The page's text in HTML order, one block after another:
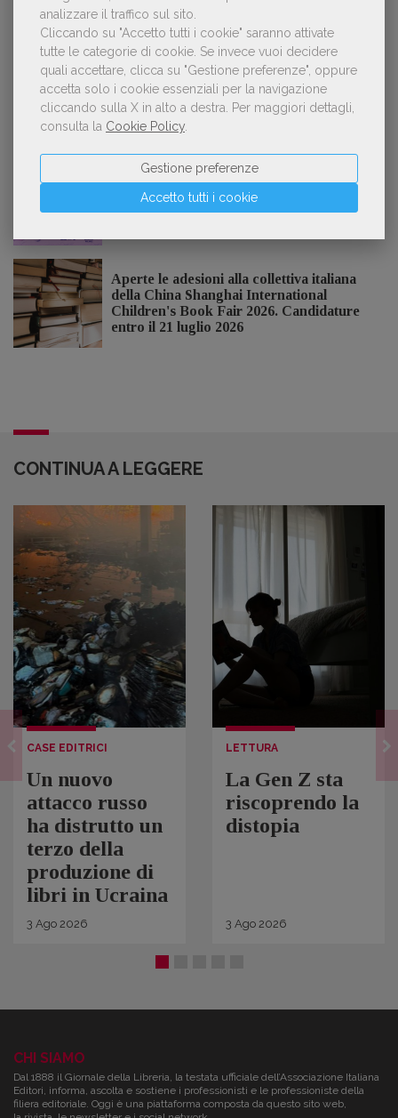
analizzare il traffico sul sito.
Cliccando su "Accetto tutti i cookie" saranno attivate
tutte le categorie di cookie. Se invece vuoi decidere
quali accettare, clicca su "Gestione preferenze", oppure
accetta solo i cookie essenziali per la navigazione
cliccando sulla X in alto a destra. Per maggiori dettagli,
consulta la Cookie Policy
Accetto tutti i cookie
Gestione preferenze
Spammy, Low-quality, Over-Produced: cosa
sono gli «slop», libri scritti con l'IA che
inquinano la narrativa di genere
NOTIZIE DALL'AIE
Il Premio Inge Feltrinelli apre le
candidature per la quinta edizione,
dedicata al tema della pace
Aperte le adesioni alla collettiva italiana
della China Shanghai International
Children's Book Fair 2026. Candidature
entro il 21 luglio 2026
CONTINUA A LEGGERE
CASE EDITRICI
Un nuovo
attacco russo
ha distrutto un
terzo della
produzione di
libri in Ucraina
3 Ago 2026
LETTURA
La Gen Z sta
riscoprendo la
distopia
3 Ago 2026
CHI SIAMO
Dal 1888 il Giornale della Libreria, la testata ufficiale dell’Associazione Italiana
Editori, informa, ascolta e sostiene i professionisti e le professioniste della
filiera editoriale. Oggi è una piattaforma composta da questo sito web,